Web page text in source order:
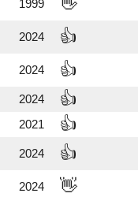
1999
2024 👍
2024 👍
2024 👍
2021 👍
2024 👍
2024 👋